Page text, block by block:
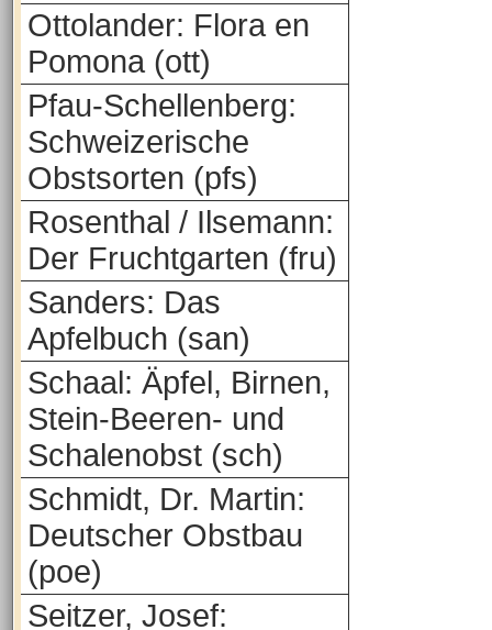
Ottolander: Flora en
Pomona (ott)
Pfau-Schellenberg:
Schweizerische
Obstsorten (pfs)
Rosenthal / Ilsemann:
Der Fruchtgarten (fru)
Sanders: Das
Apfelbuch (san)
Schaal: Äpfel, Birnen,
Stein-Beeren- und
Schalenobst (sch)
Schmidt, Dr. Martin:
Deutscher Obstbau
(poe)
Seitzer, Josef: